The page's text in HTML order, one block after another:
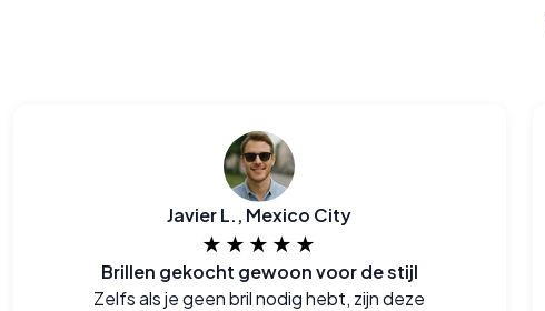
Javier L., Mexico City
★★★★★
Brillen gekocht gewoon voor de stijl
Zelfs als je geen bril nodig hebt, zijn deze